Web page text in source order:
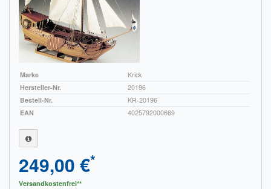
Marke
Krick
Hersteller-Nr.
20196
Bestell-Nr.
KR-20196
EAN
4025792000669
249,00 €*
Versandkostenfrei**